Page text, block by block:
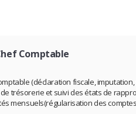
Comptable
(déclaration fiscale, imputation,
trésorerie et suivi des états de
mensuels(régularisation des